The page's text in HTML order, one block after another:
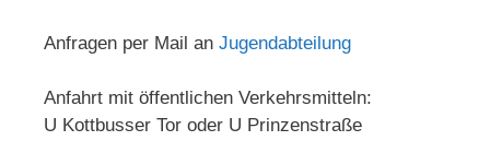
Anfragen per Mail an Jugendabteilung
Anfahrt mit öffentlichen Verkehrsmitteln:
U Kottbusser Tor oder U Prinzenstraße